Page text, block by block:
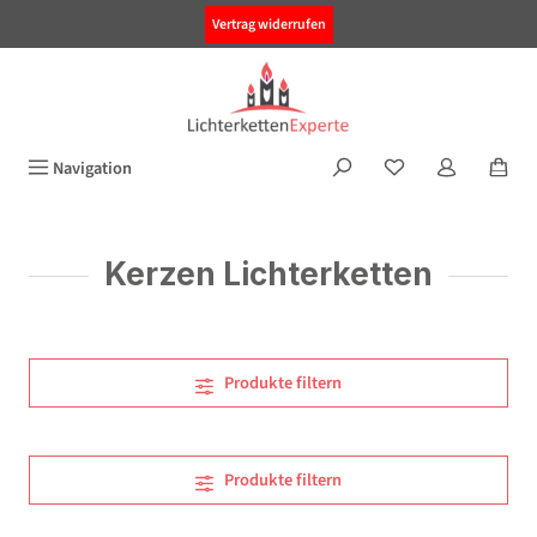
Vertrag widerrufen
Navigation
Kerzen Lichterketten
Produkte filtern
Produkte filtern